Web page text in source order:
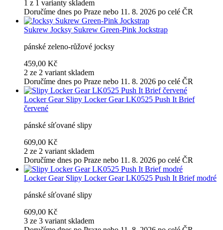
1 z 1 varianty skladem
Doručíme dnes po Praze nebo 11. 8. 2026 po celé ČR
Sukrew Jocksy Sukrew Green-Pink Jockstrap
pánské zeleno-růžové jocksy
459,00 Kč
2 ze 2 variant skladem
Doručíme dnes po Praze nebo 11. 8. 2026 po celé ČR
Locker Gear Slipy Locker Gear LK0525 Push It Brief
červené
pánské síťované slipy
609,00 Kč
2 ze 2 variant skladem
Doručíme dnes po Praze nebo 11. 8. 2026 po celé ČR
Locker Gear Slipy Locker Gear LK0525 Push It Brief modré
pánské síťované slipy
609,00 Kč
3 ze 3 variant skladem